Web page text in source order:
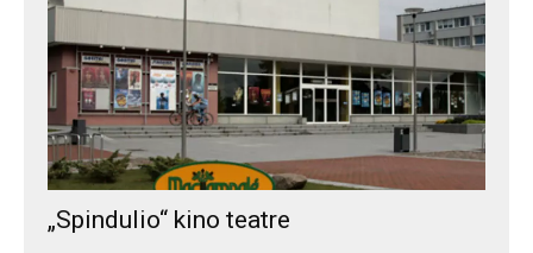
„Spindulio“ kino teatre